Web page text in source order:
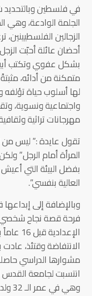
في فلسطين
الجلمة الوادعة، وهي
الزجالين
أحضان عائلة أحبّت
بشكل عفوي وتكتب
متمكنة من أدائه،
لها أسلوب حياة
واجتماعية ونسوية،
مهرجانات تراثية
تقول عايدة :” ليس
المرأة أمام الرجل”
بفضل البيئة التي
العالية بنفسي”.
وبالإضافة إلى
مشوارها الدراسي
انتسبت لجامعة القدس
وهي في عمر الـ 32 ولديها عائلة مكونة من 6 أفراد.